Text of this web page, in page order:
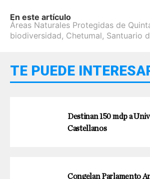
En este artículo
Áreas Naturales Protegidas de
biodiversidad, Chetumal, Santuario
TE PUEDE
Destinan 150 mdp a
Castellanos
Congelan Parlamento